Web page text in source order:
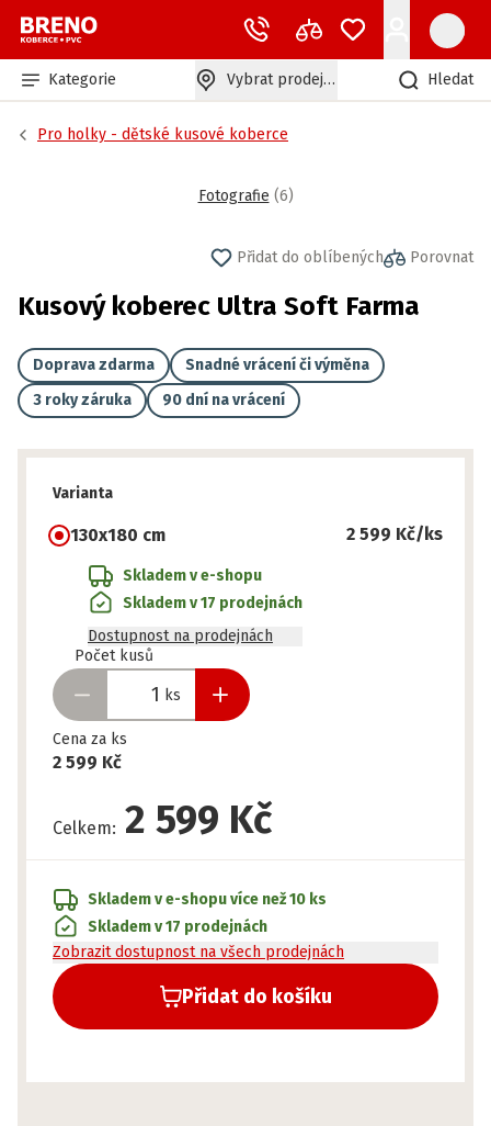
Kategorie Vybrat prodejnu Hledat
Pro holky - dětské kusové koberce
Fotografie (6)
Přidat do oblíbených Porovnat
Kusový koberec Ultra Soft Farma
Doprava zdarma
Snadné vrácení či výměna
3 roky záruka
90 dní na vrácení
Varianta
130x180 cm 2 599 Kč/ks
Skladem v e-shopu
Skladem v 17 prodejnách
Dostupnost na prodejnách
Počet kusů
ks
Připraveno
Cena za ks
2 599 Kč
Celkem: 2 599 Kč
Přidat do košíku
Skladem v e-shopuvíce než 10 ks
Skladem v 17 prodejnách
Zobrazit dostupnost na všech prodejnách